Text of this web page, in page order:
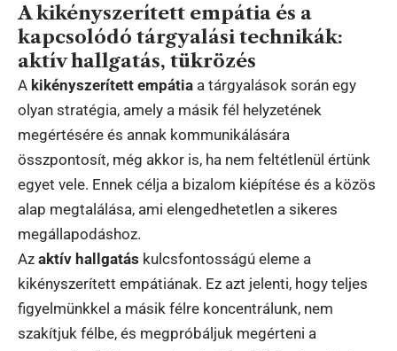
A kikényszerített empátia és a
kapcsolódó tárgyalási technikák:
aktív hallgatás, tükrözés
A kikényszerített empátia a tárgyalások során egy
olyan stratégia, amely a másik fél helyzetének
megértésére és annak kommunikálására
összpontosít, még akkor is, ha nem feltétlenül értünk
egyet vele. Ennek célja a bizalom kiépítése és a közös
alap megtalálása, ami elengedhetetlen a sikeres
megállapodáshoz.
Az aktív hallgatás kulcsfontosságú eleme a
kikényszerített empátiának. Ez azt jelenti, hogy teljes
figyelmünkkel a másik félre koncentrálunk, nem
szakítjuk félbe, és megpróbáljuk megérteni a